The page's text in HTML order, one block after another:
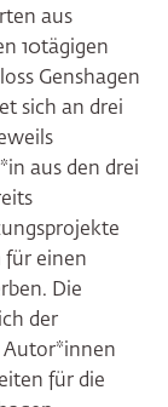
aus
10tägigen
Genshagen
sich an drei
aus den drei
für einen
Die
der
Autor*innen
für die